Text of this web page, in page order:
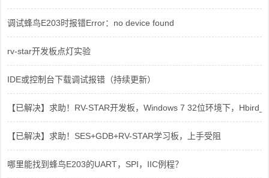
调试蜂鸟E203时报错Error：no device found
rv-star开发板点灯实验
IDE或控制台下载调试报错（持续更新）
【已解决】求助！RV-STAR开发板，Windows 7 32位环境下，
【已解决】求助！SES+GDB+RV-STAR学习板，上手受阻
哪里能找到蜂鸟E203的UART，SPI，IIC例程？